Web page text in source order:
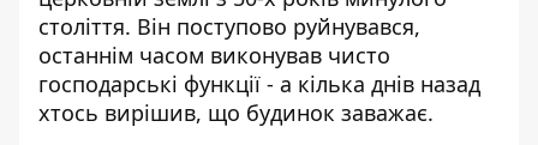
століття. Він поступово руйнувався,
останнім часом виконував чисто
господарські функції - а кілька днів назад
хтось вирішив, що будинок заважає.